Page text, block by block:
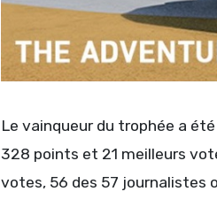
Le vainqueur du trophée a
328 points et 21 meilleurs
votes, 56 des 57 journalistes